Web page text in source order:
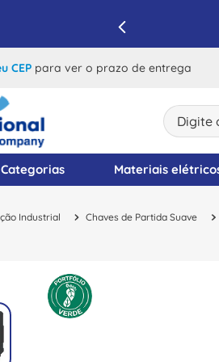
CEP para ver o prazo de entrega
Digite o
Categorias Materiais
Industrial Chaves de Partida Suave
1º disjuntor
2º cabo flexivel